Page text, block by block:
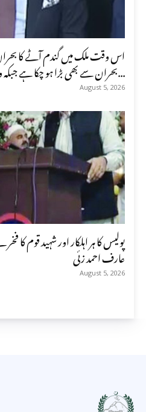
اس وقت ملک میں گندم آٹے کا
بحران سے بھی بڑا ہو چکا ہے جبکہ وفاقیحکومت عوام سے...
August 5, 2026
پولیس کا ہر اہلکار اور شہید قوم کا
عارف احمد زئی
August 5, 2026